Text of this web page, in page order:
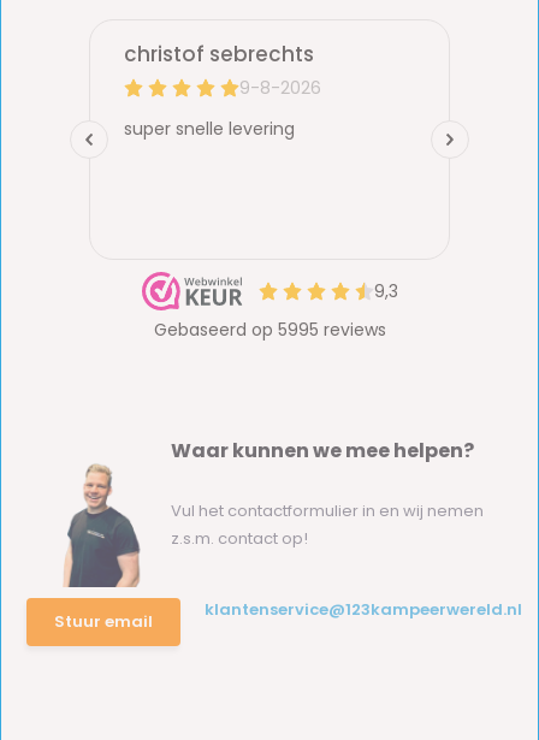
Waar kunnen we mee helpen?
Vul het contactformulier in en wij nemen
z.s.m. contact op!
Stuur email
klantenservice@123kampeerwereld.nl